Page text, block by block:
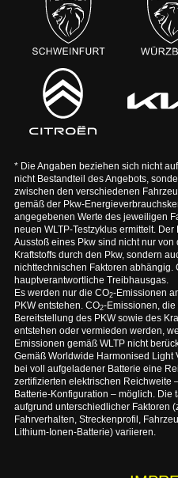
* Die Angaben beziehen sich nicht
nicht Bestandteil des Angebots,
zwischen den verschiedenen
gemäß der Pkw-
angegebenen Werte des jeweiligen
neuen WLTP-Testzyklus ermittelt.
Ausstoß eines Pkw sind nicht nur
Kraftstoffs durch den Pkw, sondern
nichttechnischen Faktoren abhängig.
hauptverantwortliche Treibhausgas.
Es werden nur die CO2-Emissionen
PKW entstehen. CO2-Emissionen,
Bereitstellung des PKW sowie des
entstehen oder vermieden werden,
Emissionen gemäß WLTP nicht
Gemäß Worldwide Harmonised Light
bei voll aufgeladener Batterie eine
zertifizierten elektrischen Reichweite
Batterie-Konfiguration – möglich. Die
aufgrund unterschiedlicher Faktoren
Fahrverhalten, Streckenprofil,
Lithium-Ionen-Batterie) variieren.